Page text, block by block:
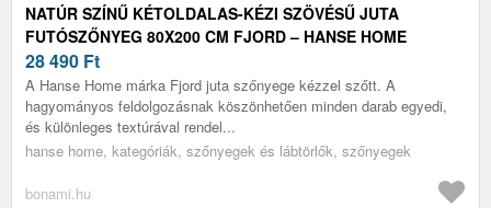
NATÚR SZÍNŰ KÉTOLDALAS-KÉZI SZÖVÉSŰ JUTA
FUTÓSZŐNYEG 80X200 CM FJORD – HANSE HOME
28 490 Ft
A Hanse Home márka Fjord juta szőnyege kézzel szőtt. A
hagyományos feldolgozásnak köszönhetően minden darab egyedi,
és különleges textúrával rendel...
hanse home, kategóriák, szőnyegek és lábtörlők, szőnyegek
bonami.hu